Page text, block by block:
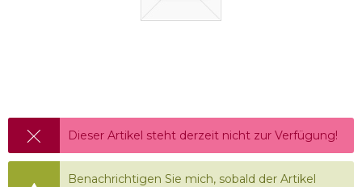
Dieser Artikel steht derzeit nicht zur Verfügung!
Benachrichtigen Sie mich, sobald der Artikel